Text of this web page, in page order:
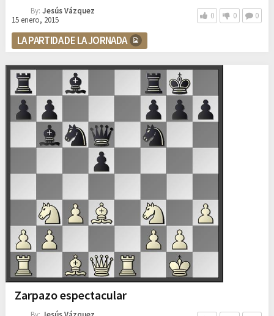
By: Jesús Vázquez
15 enero, 2015
0 0 0
LA PARTIDA DE LA JORNADA
Zarpazo espectacular